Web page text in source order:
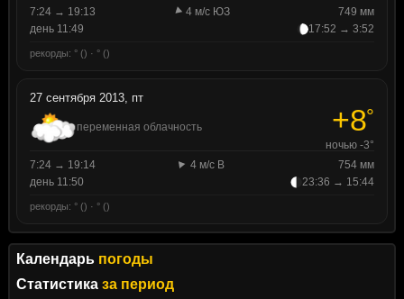
7:24 → 19:13
4 м/с ЮЗ
749 мм
день 11:49
17:52 → 3:52
рекорды: ° () · ° ()
27 сентября 2013, пт
переменная облачность +8°
ночью -3°
7:24 → 19:14
4 м/с В
754 мм
день 11:50
23:36 → 15:44
рекорды: ° () · ° ()
Календарь погоды
Статистика за период